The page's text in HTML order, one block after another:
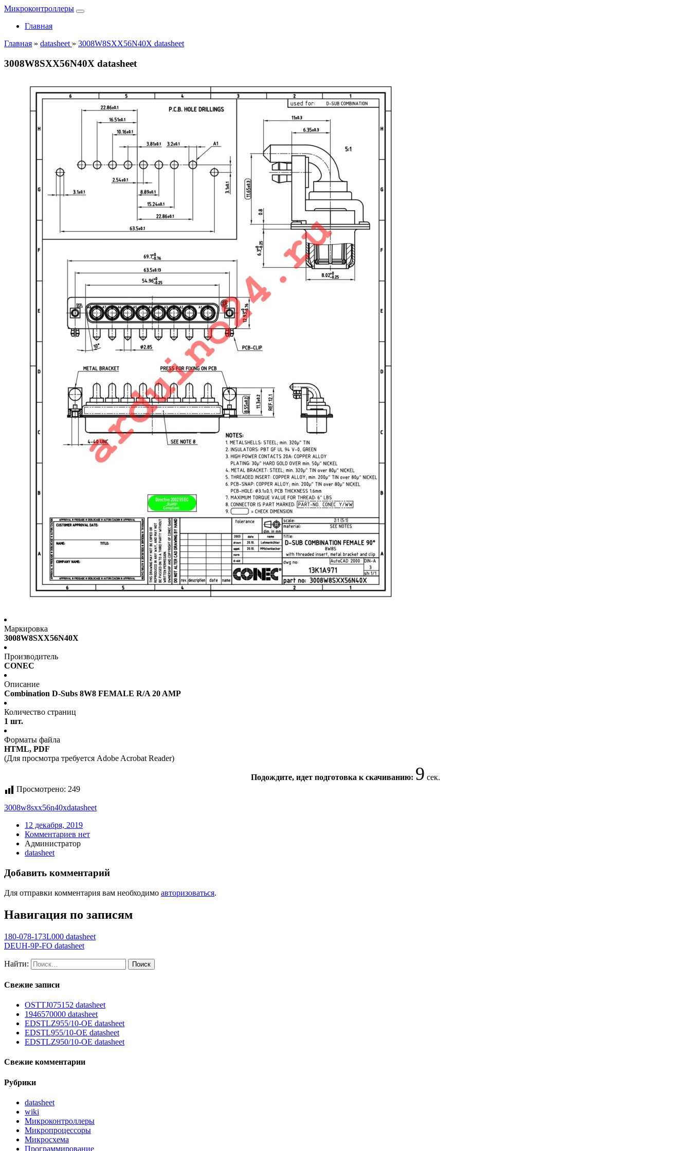
Микроконтроллеры
Главная
Главная » datasheet » 3008W8SXX56N40X datasheet
3008W8SXX56N40X datasheet
Маркировка
3008W8SXX56N40X
Производитель
CONEC
Описание
Combination D-Subs 8W8 FEMALE R/A 20 AMP
Количество страниц
1 шт.
Форматы файла
HTML, PDF
(Для просмотра требуется Adobe Acrobat Reader)
Подождите, идет подготовка к скачиванию: 9 сек.
Просмотрено: 249
3008w8sxx56n40xdatasheet
12 декабря, 2019
Комментариев нет
Администратор
datasheet
Добавить комментарий
Для отправки комментария вам необходимо авторизоваться.
Навигация по записям
180-078-173L000 datasheet
DEUH-9P-FO datasheet
Найти:
Свежие записи
OSTTJ075152 datasheet
1946570000 datasheet
EDSTLZ955/10-OE datasheet
EDSTL955/10-OE datasheet
EDSTLZ950/10-OE datasheet
Свежие комментарии
Рубрики
datasheet
wiki
Микроконтроллеры
Микропроцессоры
Микросхема
Программирование